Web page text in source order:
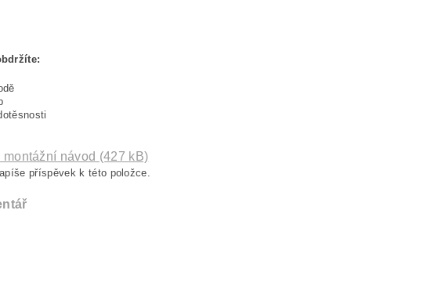
montážní návod (427 kB)
příspěvek k této položce.